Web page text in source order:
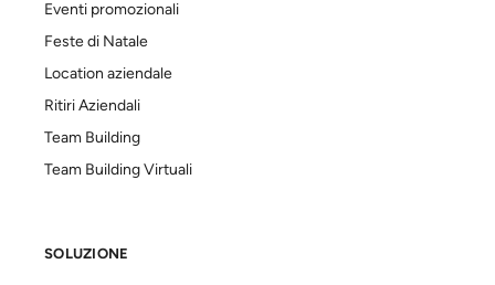
Eventi promozionali
Feste di Natale
Location aziendale
Ritiri Aziendali
Team Building
Team Building Virtuali
SOLUZIONE